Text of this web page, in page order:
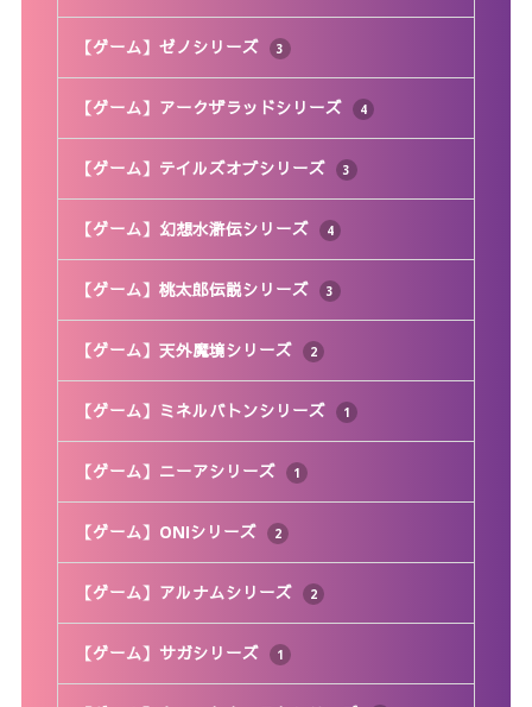
【ゲーム】ゼノシリーズ 3
【ゲーム】アークザラッドシリーズ 4
【ゲーム】テイルズオブシリーズ 3
【ゲーム】幻想水滸伝シリーズ 4
【ゲーム】桃太郎伝説シリーズ 3
【ゲーム】天外魔境シリーズ 2
【ゲーム】ミネルバトンシリーズ 1
【ゲーム】ニーアシリーズ 1
【ゲーム】ONIシリーズ 2
【ゲーム】アルナムシリーズ 2
【ゲーム】サガシリーズ 1